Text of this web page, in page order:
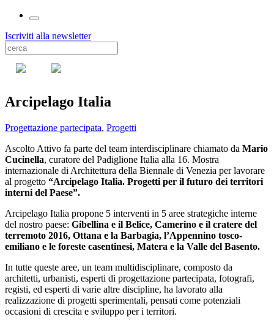
Iscriviti alla newsletter
Arcipelago Italia
Progettazione partecipata, Progetti
Ascolto Attivo fa parte del team interdisciplinare chiamato da Mario
Cucinella, curatore del Padiglione Italia alla 16. Mostra
internazionale di Architettura della Biennale di Venezia per lavorare
al progetto “Arcipelago Italia. Progetti per il futuro dei territori
interni del Paese”.
Arcipelago Italia propone 5 interventi in 5 aree strategiche interne
del nostro paese: Gibellina e il Belice, Camerino e il cratere del
terremoto 2016, Ottana e la Barbagia, l’Appennino tosco-
emiliano e le foreste casentinesi, Matera e la Valle del Basento.
In tutte queste aree, un team multidisciplinare, composto da
architetti, urbanisti, esperti di progettazione partecipata, fotografi,
registi, ed esperti di varie altre discipline, ha lavorato alla
realizzazione di progetti sperimentali, pensati come potenziali
occasioni di crescita e sviluppo per i territori.